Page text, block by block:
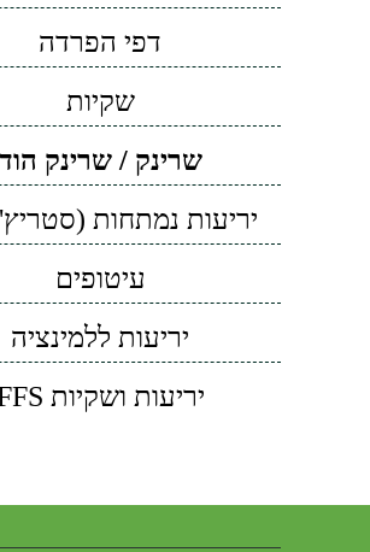
דפי הפרדה
שקיות
שרינק / שרינק הוד
יריעות נמתחות
עיטופים
יריעות ללמינציה
יריעות ושקיות FFS